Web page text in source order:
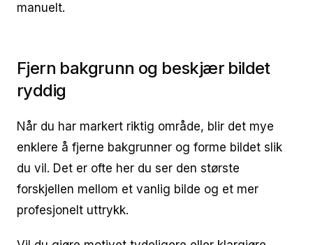
manuelt.
Fjern bakgrunn og beskjær bildet
ryddig
Når du har markert riktig område, blir det mye
enklere å fjerne bakgrunner og forme bildet slik
du vil. Det er ofte her du ser den største
forskjellen mellom et vanlig bilde og et mer
profesjonelt uttrykk.